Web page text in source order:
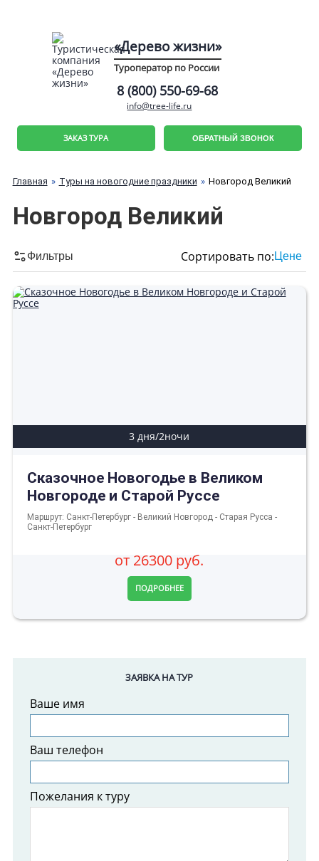
«Дерево жизни»
Туроператор по России
ЗАКАЗ ТУРА ОБРАТНЫЙ ЗВОНОК
8 (800) 550-69-68
info@tree-life.ru
Главная Туры на новогодние праздники Новгород Великий
Новгород Великий
Фильтры Сортировать по: Цене
3 дня/2ночи
Сказочное Новогодье в Великом
Новгороде и Старой Руссе
Маршрут: Санкт-Петербург - Великий Новгород - Старая Русса -
Санкт-Петербург
от 26300 руб.
ПОДРОБНЕЕ
ЗАЯВКА НА ТУР
Ваше имя
Ваш телефон
Пожелания к туру